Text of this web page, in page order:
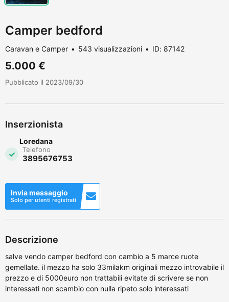
Camper bedford
Caravan e Camper 543 visualizzazioni ID: 87142
5.000 €
Pubblicato il 2023/09/30
Inserzionista
Loredana
Telefono
3895676753
Invia messaggio
Solo per utenti registrati
Descrizione
salve vendo camper bedford con cambio a 5 marce ruote
gemellate. il mezzo ha solo 33milakm originali mezzo introvabile il
prezzo e di 5000euro non trattabili evitate di scrivere se non
interessati non scambio con nulla ripeto solo interessati